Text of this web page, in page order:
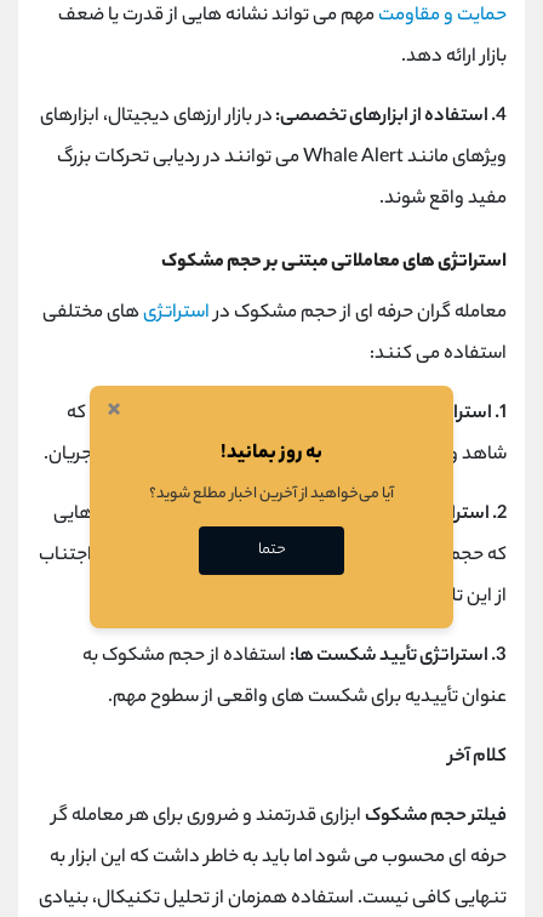
حمایت و مقاومتمهم می تواند نشانه هایی از قدرت یا ضعف
بازار ارائه دهد.
4. استفاده از ابزارهای تخصصی:
در بازار ارزهای دیجیتال، ابزارهای
ویژهای مانند Whale Alert می توانند در ردیابی تحرکات بزرگ
مفید واقع شوند.
استراتژی های معاملاتی مبتنی بر حجم مشکوک
معامله گران حرفه ای از حجم مشکوک دراستراتژیهای مختلفی
استفاده می کنند:
1. استراتژی همراهی با پول هوشمند:
شناسایی نمادهایی که
شاهد ورود پول هوشمند هستند و خرید همزمان با این جریان.
2. استراتژی اجتناب از تله های قیمتی:
تشخیص موقعیت هایی
که حجم مشکوک نشان دهندهتله گاوی
یا خرسی است و اجتناب
از این تله ها.
3. استراتژی تأیید شکست ها:
استفاده از حجم مشکوک به
عنوان تأییدیه برای شکست های واقعی از سطوح مهم.
کلام آخر
فیلتر حجم مشکوکابزاری قدرتمند و ضروری برای هر معامله گر
حرفه ای محسوب می شود اما باید به خاطر داشت که این ابزار به
تنهایی کافی نیست. استفاده همزمان از تحلیل تکنیکال، بنیادی
×
به روز بمانید!
آیا می‌خواهید از آخرین اخبار مطلع شوید؟
حتما